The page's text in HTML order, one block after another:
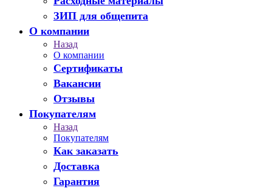
ЗИП для общепита
О компании
Назад
О компании
Сертификаты
Вакансии
Отзывы
Покупателям
Назад
Покупателям
Как заказать
Доставка
Гарантия